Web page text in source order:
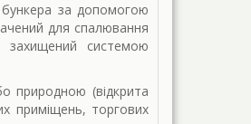
за допомогою
для спалювання
захищений системою
природною (відкрита
приміщень, торгових